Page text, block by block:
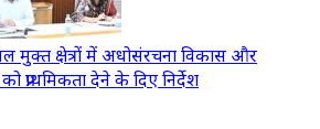
मुक्त क्षेत्रों में अधोसंरचना विकास और
प्राथमिकता देने के दिए निर्देश